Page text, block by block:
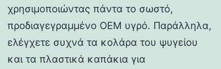
χρησιμοποιώντας πάντα το σωστό,
προδιαγεγραμμένο OEM υγρό. Παράλληλα,
ελέγχετε συχνά τα κολάρα του ψυγείου
και τα πλαστικά καπάκια για